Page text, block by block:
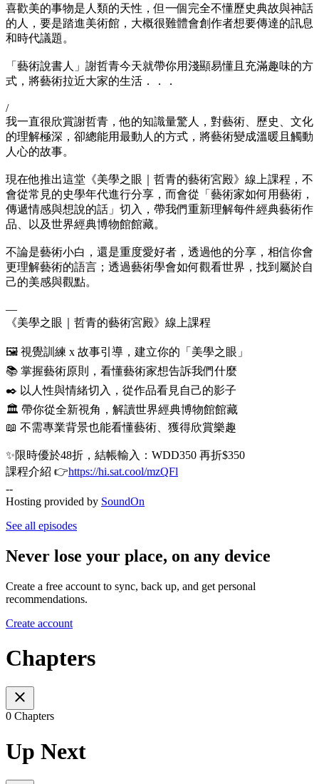
喜歡美的事物是人類的天性，但一個完全不懂歷史典故與神話
的人，要是踏進美術館，大概很難體會創作者想要傳達的訊息
和時代議題。
「藝術說書人」謝哲青今天就帶你用淺顯易懂且充滿趣味的方
式，將藝術拉近大家的生活．．．
/
我一直很欣賞謝哲青，他的知識量驚人，對藝術、歷史、文化
的理解極深，卻總能用最動人的方式，將藝術變成溫暖且觸動
人心的故事。
現在他推出這堂《美學之眼｜哲青的藝術宮殿》線上課程，不
會從常見的史學年代進行分享，而會從「藝術家如何用藝術，
傳遞情感與想說的話」切入，帶我們重新理解每件經典藝術作
品、以及世界經典博物館館藏。
不論是藝術小白，還是重度愛好者，透過他的分享，相信你會
更理解藝術的語言；透過藝術學會如何觀看世界，找到屬於自
己的美感與觀點。
—
《美學之眼｜哲青的藝術宮殿》線上課程
🖼 視覺訓練 x 故事引導，建立你的「美學之眼」
📚 掌握藝術原則，看懂藝術家想告訴我們什麼
✒️ 以人性與情緒切入，從作品看見自己的影子
🏛 帶你從全新視角，解讀世界經典博物館館藏
📖 不需專業背景也能看懂藝術、獲得欣賞樂趣
✨限時優於48折，結帳輸入：WDD350 再折$350
課程介紹 👉https://hi.sat.cool/mzQFl
--
Hosting provided by SoundOn
See all episodes
Never lose your place, on any device
Create a free account to sync, back up, and get personal
recommendations.
Create account
Chapters
0 Chapters
Up Next